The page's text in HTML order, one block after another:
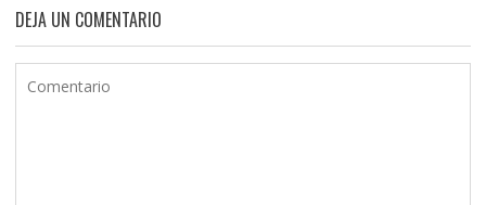
DEJA UN COMENTARIO